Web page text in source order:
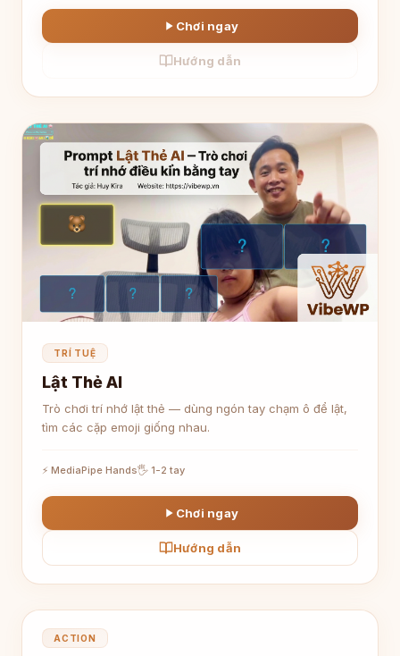
Chơi ngay
Hướng dẫn
TRÍ TUỆ
Lật Thẻ AI
Trò chơi trí nhớ lật thẻ — dùng ngón tay chạm ô để lật,
tìm các cặp emoji giống nhau.
⚡ MediaPipe Hands🖐 1-2 tay
Chơi ngay
Hướng dẫn
ACTION